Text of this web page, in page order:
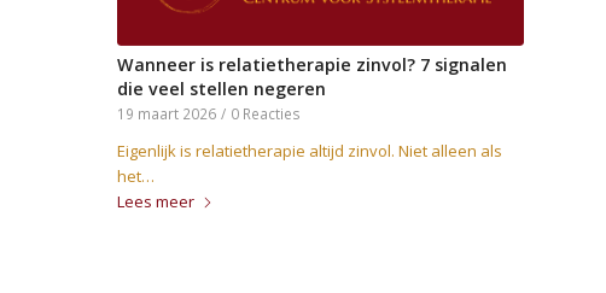
Wanneer is relatietherapie zinvol? 7 signalen
die veel stellen negeren
19 maart 2026 / 0 Reacties
Eigenlijk is relatietherapie altijd zinvol. Niet alleen als
het…
Lees meer